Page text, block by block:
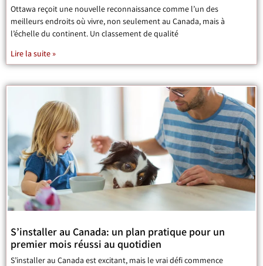
Ottawa reçoit une nouvelle reconnaissance comme l’un des
meilleurs endroits où vivre, non seulement au Canada, mais à
l’échelle du continent. Un classement de qualité
Lire la suite »
S’installer au Canada: un plan pratique pour un
premier mois réussi au quotidien
S’installer au Canada est excitant, mais le vrai défi commence